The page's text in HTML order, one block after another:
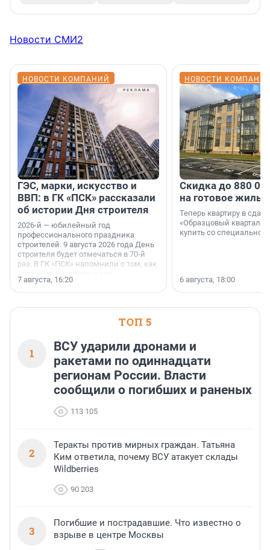
Новости СМИ2
НОВОСТИ КОМПАНИЙ
ГЭС, марки, искусство и
ВВП: в ГК «ПСК» рассказали
об истории Дня строителя
2026-й — юбилейный год
профессионального праздника
строителей. 9 августа 2026 года День
строителя будет отмечаться в 70-й
раз. В ГК «ПСК» напомнили о том, как
поменялась роль строительства.
7 августа, 16:20
НОВОСТИ
Скидка до 880
на готовое
Теперь квартиру в
«Образцовый квартал
купить со специальной
6 августа, 18:00
ТОП 5
1
ВСУ ударили дронами и
ракетами по одиннадцати
регионам России. Власти
сообщили о погибших и раненых
113 105
2
Теракты против мирных граждан. Татьяна
Ким ответила, почему ВСУ атакует склады
Wildberries
90 203
3
Погибшие и пострадавшие. Что известно о
взрыве в центре Москвы